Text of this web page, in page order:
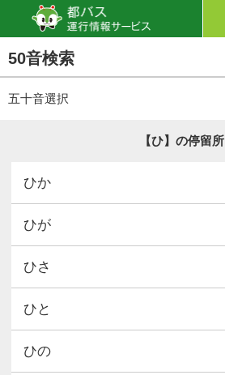
50音検索
五十音選択
【ひ】の停留所
ひか
ひが
ひさ
ひと
ひの